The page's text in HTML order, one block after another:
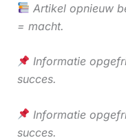
Artikel opnieuw
= macht.
Informatie
succes.
Informatie
succes.